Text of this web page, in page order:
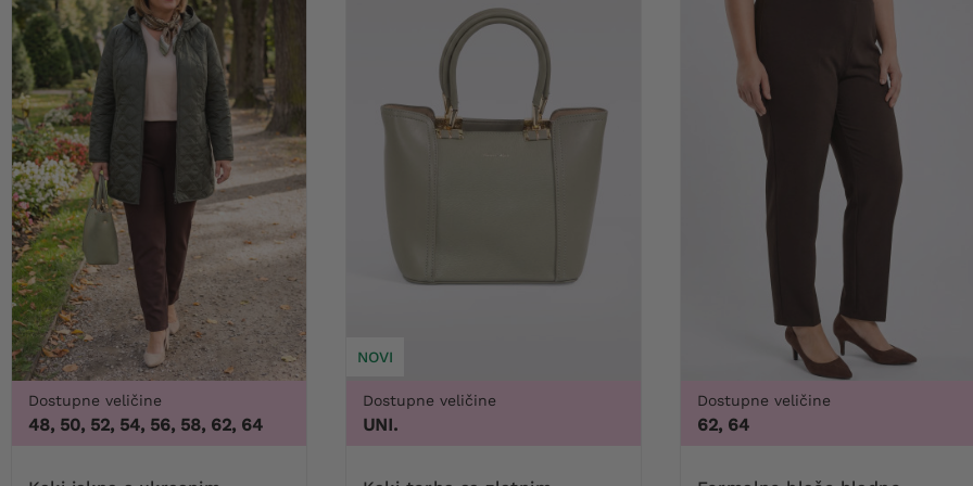
Dostupne veličine
48, 50, 52, 54, 56, 58, 62, 64
NOVI
Dostupne veličine
UNI.
Dostupne veličine
62, 64